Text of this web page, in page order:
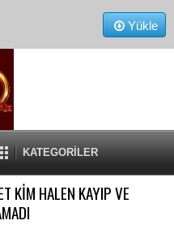
Yükle
KATEGORİLER
KİM HALEN KAYIP VE